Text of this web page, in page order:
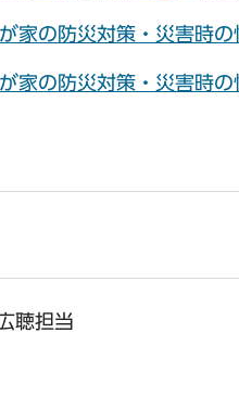
の防災対策・災害時の
の防災対策・災害時の
聴担当